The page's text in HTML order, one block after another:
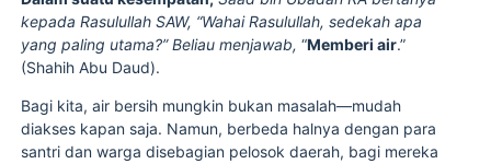
kepada Rasulullah SAW, “Wahai Rasulullah, sedekah apa
yang paling utama?” Beliau menjawab, “Memberi air.”
(Shahih Abu Daud).
Bagi kita, air bersih mungkin bukan masalah—mudah
diakses kapan saja. Namun, berbeda halnya dengan para
santri dan warga disebagian pelosok daerah, bagi mereka